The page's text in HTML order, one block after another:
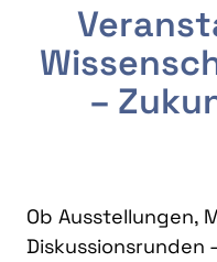
–
Ob Ausstellungen,
Diskussionsrunden